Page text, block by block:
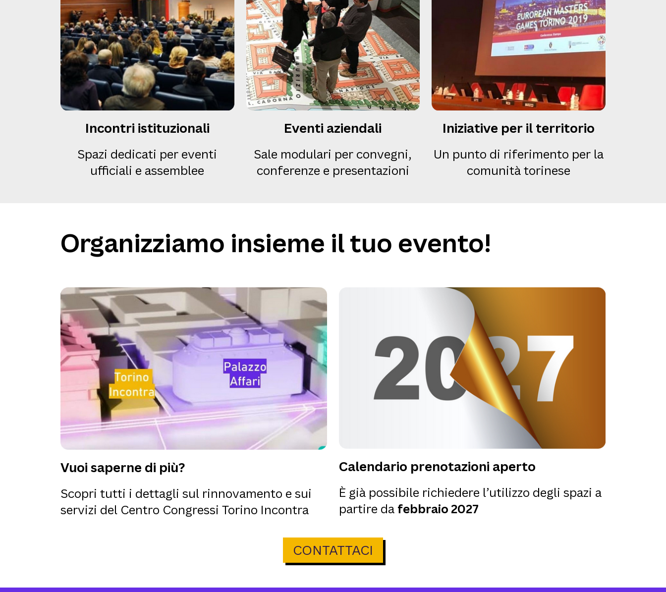
Incontri istituzionali
Spazi dedicati per eventi
ufficiali e assemblee
Eventi aziendali
Sale modulari per convegni,
conferenze e presentazioni
Iniziative per il territorio
Un punto di riferimento per la
comunità torinese
Organizziamo insieme il tuo evento!
Vuoi saperne di più?
Scopri tutti i dettagli sul rinnovamento e sui
servizi del Centro Congressi Torino Incontra
Calendario prenotazioni aperto
È già possibile richiedere l’utilizzo degli spazi a
partire da febbraio 2027
CONTATTACI